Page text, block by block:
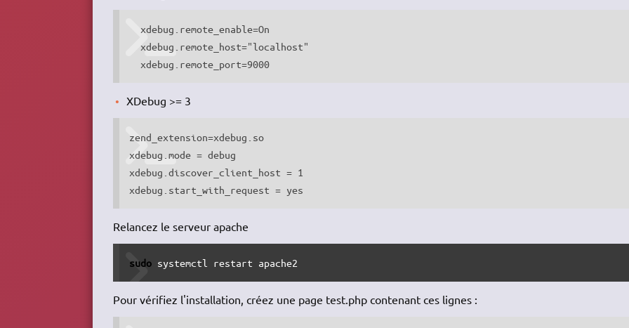
  xdebug.remote_enable=On
  xdebug.remote_host="localhost"
  xdebug.remote_port=9000
XDebug >= 3
zend_extension=xdebug.so
xdebug.mode = debug
xdebug.discover_client_host = 1
Relancez le serveur apache
sudo systemctl restart apache2
Pour vérifiez l'installation, créez une page test.php contenant ces lignes :